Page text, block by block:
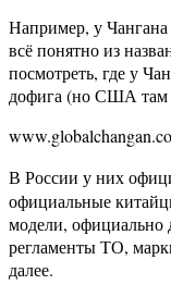
Например, у
всё понятно из
посмотреть, где у
дофига (но США там
В России у них
официальные
модели,
регламенты ТО,
далее.